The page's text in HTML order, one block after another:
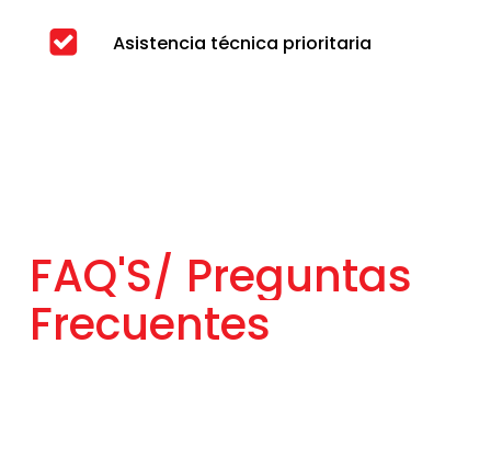
Asistencia técnica prioritaria
FAQ'S/ Preguntas
Frecuentes